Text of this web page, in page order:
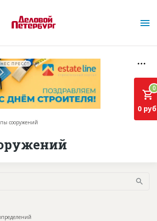
объектов
ПРЕСС"
сооружений
0
0